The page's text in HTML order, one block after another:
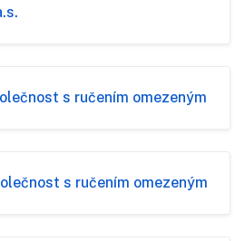
s ručením omezeným
s ručením omezeným